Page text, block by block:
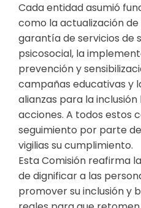
Cada entidad asumió
como la actualización
garantía de servicios de
psicosocial, la
prevención y
campañas educativas y
alianzas para la
acciones. A todos estos
seguimiento por parte
vigilias su cumplimiento.
Esta Comisión reafirma
de dignificar a las
promover su inclusión y